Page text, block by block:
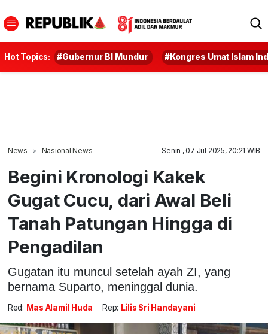
Hot Topics: #Gubernur BI Mundur #Kongres Umat Islam
News Nasional News Senin , 07 Jul 2025, 20:21 WIB
Begini Kronologi Kakek
Gugat Cucu, dari Awal Beli
Tanah Patungan Hingga di
Pengadilan
Gugatan itu muncul setelah ayah ZI, yang
bernama Suparto, meninggal dunia.
Red: Mas Alamil Huda Rep: Lilis Sri Handayani